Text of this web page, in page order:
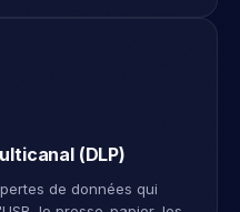
(DLP)
de données qui
le presse-papier, les